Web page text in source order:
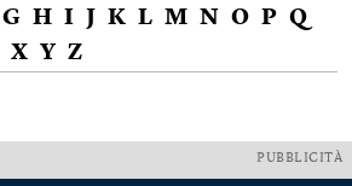
G H I J K L M N O P Q
X Y Z
PUBBLICITÀ